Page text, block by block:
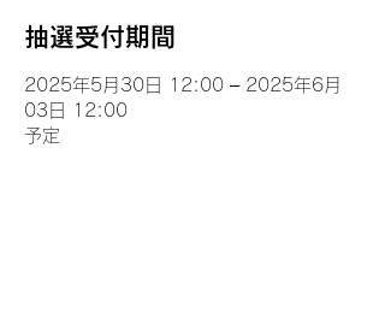
抽選受付期間
2025年5月30日 12:00 – 2025年6月
03日 12:00
予定